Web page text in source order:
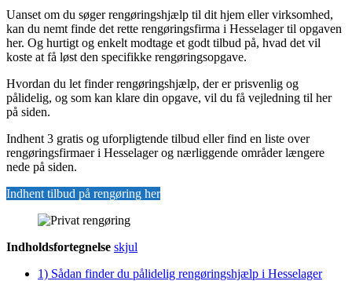
Uanset om du søger rengøringshjælp til dit hjem eller virksomhed,
kan du nemt finde det rette rengøringsfirma i Hesselager til opgaven
her. Og hurtigt og enkelt modtage et godt tilbud på, hvad det vil
koste at få løst den specifikke rengøringsopgave.
Hvordan du let finder rengøringshjælp, der er prisvenlig og
pålidelig, og som kan klare din opgave, vil du få vejledning til her
på siden.
Indhent 3 gratis og uforpligtende tilbud eller find en liste over
rengøringsfirmaer i Hesselager og nærliggende områder længere
nede på siden.
Indhent tilbud på rengøring her
Indholdsfortegnelse skjul
1) Sådan finder du pålidelig rengøringshjælp i Hesselager